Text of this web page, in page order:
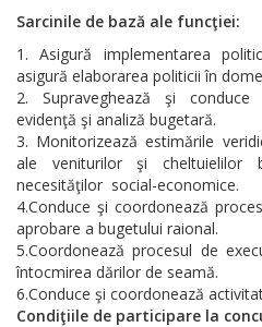
Sarcinile de bază ale funcţiei:
Asigură implementarea
asigură elaborarea politicii în
2. Supraveghează şi
evidenţă şi analiză bugetară.
3. Monitorizează estimările
ale veniturilor şi cheltuielilor
necesităţilor social-economice.
4.Conduce şi coordonează
aprobare a bugetului raional.
5.Coordonează procesul de
întocmirea dărilor de seamă.
6.Conduce şi coordonează
Condiţiile de participare la